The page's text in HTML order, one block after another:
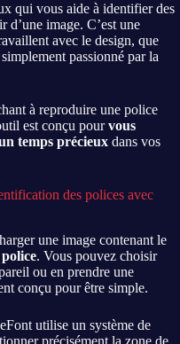
qui vous aide à identifier des
d’une image. C’est une
avec le design, que
passionné par la
à reproduire une police
est conçu pourvous
temps précieux dans vos
des polices avec
une image contenant le
. Vous pouvez choisir
ou en prendre une
conçu pour être simple.
utilise un système de
précisément la zone de